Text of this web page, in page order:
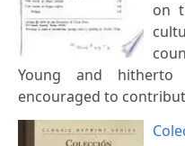
on
Young and hitherto
encouraged to